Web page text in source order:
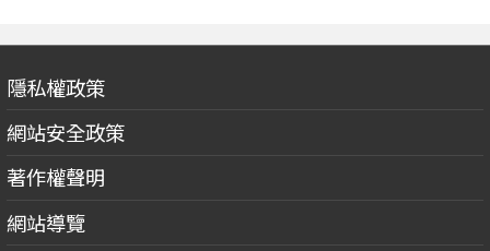
隱私權政策
網站安全政策
著作權聲明
網站導覽